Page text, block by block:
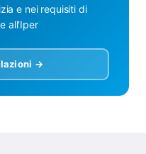
e nei requisiti di
all’Iper
→